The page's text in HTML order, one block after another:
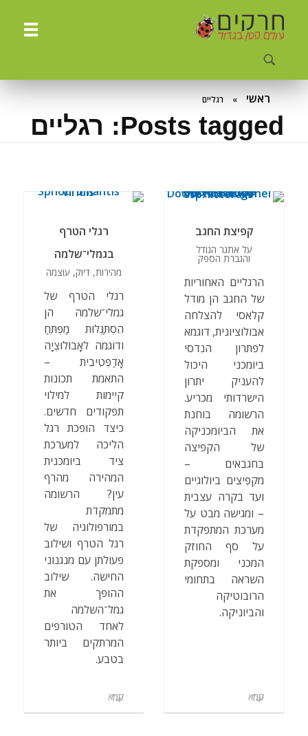
חרקים - עולם קטן בגדול
ראשי » רגליים
Posts tagged: רגליים
רגלי הטרף
בגמלי־שלמה
מהירות, דיוק, עוצמה
רגלי הטרף של
גמלי־שלמה הן
הִסְתַּגְּלוּת מַפְתֵּחַ
ודוגמה לאָבוֹלוּצְיָה
אָדַפְטִיבִית –
התאמת תכונות
קיימות למילוי
תפקודים חדשים.
כיצד הופכת רגל
הליכה למערכת
ציד ביומכנית
המהירה מהרף
עין? הרשומה
מתמקדת
במורפולוגיה של
רגל הטרף ושילוב
פעולתן עם מנגנוני
החישה. שילוב
ההופך את
גמל־השלמה
לאחד הטורפים
המרתקים ביותר
בטבע.
קרא עוד
קפיצת החגב
על אתגר הגודל
והגברת הספק
הרגליים האחוריות
של החגב הן מודל
קלאסי להצלחה
אבולוציונית, דוגמא
לפתרון הנדסי
ביומכני היכול
להעניק יתרון
הישרדותי מכריע.
הרשומה בוחנת
את הביומכניקה
של הקפיצה
בחגבאים –
מקְפִיצִים ביולוגיים
ועד בקרה עצבית
– ומגישה מבט על
מערכת המתפקדת
על סף החוזק
המכני ומספקת
השראה בתחומי
הרובוטיקה
והביוניקה.
קרא עוד